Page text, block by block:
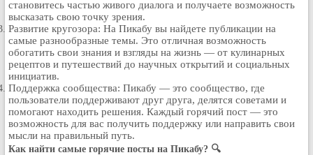
Домашние питомцы
Медицина
Компьютер
Ещё
Пользователи / Поиск
Группы
Норм
Музыкальный архив
становитесь частью живого диалога и получаете возможность
высказать свою точку зрения.
Развитие кругозора: На Пикабу вы найдете публикации на
самые разнообразные темы. Это отличная возможность
обогатить свои знания и взгляды на жизнь — от кулинарных
рецептов и путешествий до научных открытий и социальных
инициатив.
Поддержка сообщества: Пикабу — это сообщество, где
пользователи поддерживают друг друга, делятся советами и
помогают находить решения. Каждый горячий пост — это
возможность для вас получить поддержку или направить свои
мысли на правильный путь.
Как найти самые горячие посты на Пикабу? 🔍